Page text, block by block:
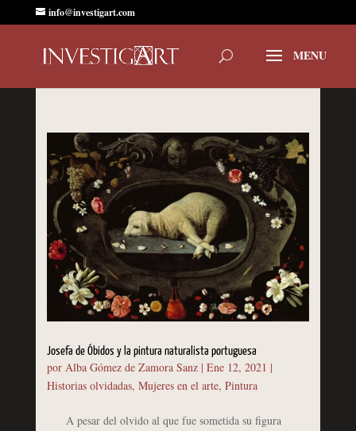
info@investigart.com
Josefa de Óbidos y la pintura naturalista portuguesa
por Alba Gómez de Zamora Sanz| Ene 12, 2021 |
Historias olvidadas, Mujeres en el arte, Pintura
A pesar del olvido al que fue sometida su figura